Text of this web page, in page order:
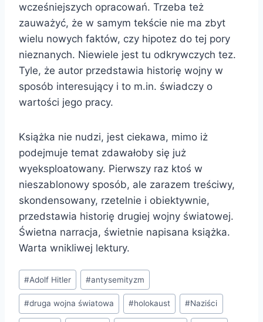
wcześniejszych opracowań. Trzeba też
zauważyć, że w samym tekście nie ma zbyt
wielu nowych faktów, czy hipotez do tej pory
nieznanych. Niewiele jest tu odkrywczych tez.
Tyle, że autor przedstawia historię wojny w
sposób interesujący i to m.in. świadczy o
wartości jego pracy.
Książka nie nudzi, jest ciekawa, mimo iż
podejmuje temat zdawałoby się już
wyeksploatowany. Pierwszy raz ktoś w
nieszablonowy sposób, ale zarazem treściwy,
skondensowany, rzetelnie i obiektywnie,
przedstawia historię drugiej wojny światowej.
Świetna narracja, świetnie napisana książka.
Warta wnikliwej lektury.
Tagi
wpisu:
#Adolf Hitler #antysemityzm
#druga wojna światowa #holokaust #Naziści